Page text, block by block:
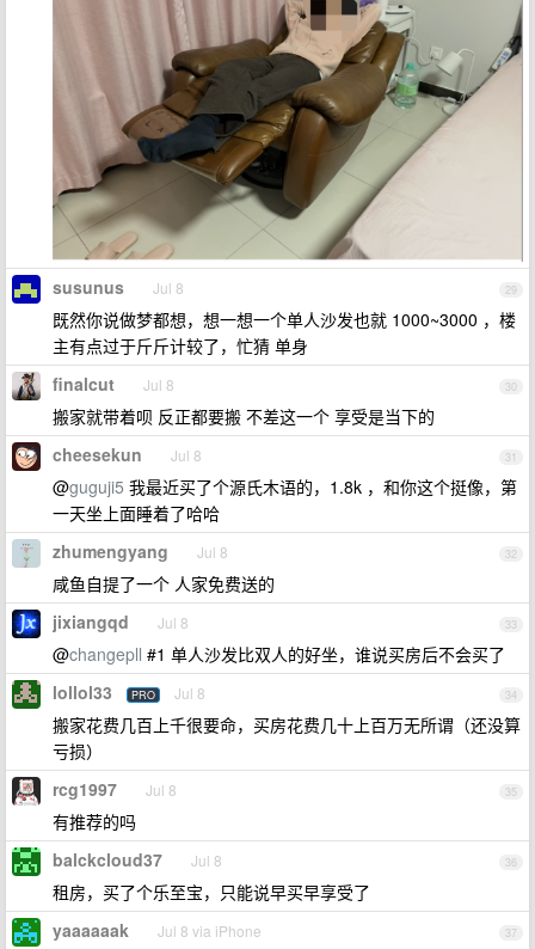
29
susunus Jul 8
既然你说做梦都想，想一想一个单人沙发也就 1000~3000 ，楼
主有点过于斤斤计较了，忙猜 单身
30
finalcut Jul 8
搬家就带着呗 反正都要搬 不差这一个 享受是当下的
31
cheesekun Jul 8
@guguji5 我最近买了个源氏木语的，1.8k ，和你这个挺像，第
一天坐上面睡着了哈哈
32
zhumengyang Jul 8
咸鱼自提了一个 人家免费送的
33
jixiangqd Jul 8
@changepll #1 单人沙发比双人的好坐，谁说买房后不会买了
34
lollol33 PRO Jul 8
搬家花费几百上千很要命，买房花费几十上百万无所谓（还没算
亏损）
35
rcg1997 Jul 8
有推荐的吗
36
balckcloud37 Jul 8
租房，买了个乐至宝，只能说早买早享受了
37
yaaaaaak Jul 8 via iPhone